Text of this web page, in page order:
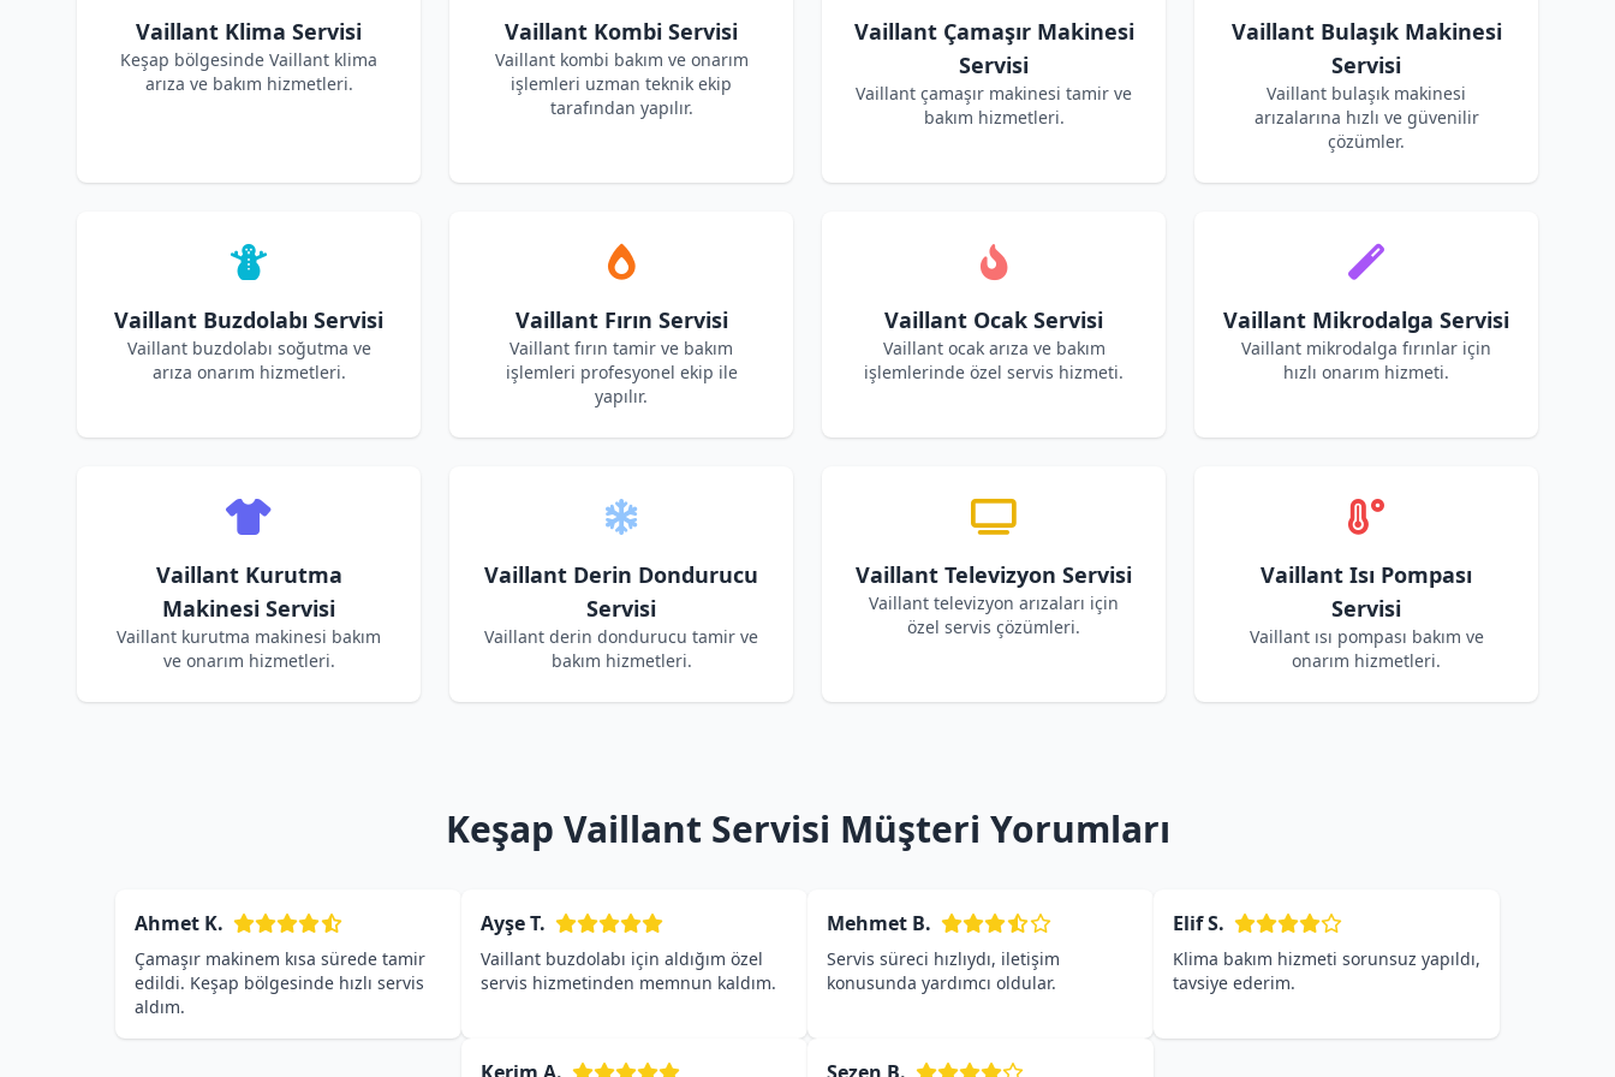
Vaillant Klima Servisi
Keşap bölgesinde Vaillant klima
arıza ve bakım hizmetleri.
Vaillant Kombi Servisi
Vaillant kombi bakım ve onarım
işlemleri uzman teknik ekip
tarafından yapılır.
Vaillant Çamaşır Makinesi
Servisi
Vaillant çamaşır makinesi tamir ve
bakım hizmetleri.
Vaillant Bulaşık Makinesi
Servisi
Vaillant bulaşık makinesi
arızalarına hızlı ve güvenilir
çözümler.
Vaillant Buzdolabı Servisi
Vaillant buzdolabı soğutma ve
arıza onarım hizmetleri.
Vaillant Fırın Servisi
Vaillant fırın tamir ve bakım
işlemleri profesyonel ekip ile
yapılır.
Vaillant Ocak Servisi
Vaillant ocak arıza ve bakım
işlemlerinde özel servis hizmeti.
Vaillant Mikrodalga Servisi
Vaillant mikrodalga fırınlar için
hızlı onarım hizmeti.
Vaillant Kurutma
Makinesi Servisi
Vaillant kurutma makinesi bakım
ve onarım hizmetleri.
Vaillant Derin Dondurucu
Servisi
Vaillant derin dondurucu tamir ve
bakım hizmetleri.
Vaillant Televizyon Servisi
Vaillant televizyon arızaları için
özel servis çözümleri.
Vaillant Isı Pompası
Servisi
Vaillant ısı pompası bakım ve
onarım hizmetleri.
Keşap Vaillant Servisi Müşteri Yorumları
Ahmet K.
Çamaşır makinem kısa sürede tamir
edildi. Keşap bölgesinde hızlı servis
aldım.
Ayşe T.
Vaillant buzdolabı için aldığım özel
servis hizmetinden memnun kaldım.
Mehmet B.
Servis süreci hızlıydı, iletişim
konusunda yardımcı oldular.
Elif S.
Klima bakım hizmeti sorunsuz yapıldı,
tavsiye ederim.